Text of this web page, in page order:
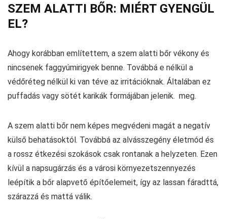
SZEM ALATTI BŐR: MIÉRT GYENGÜL
EL?
Ahogy korábban említettem, a szem alatti bőr vékony és
nincsenek faggyúmirigyek benne. Továbbá e nélkül a
védőréteg nélkül ki van téve az irritációknak. Általában ez
puffadás vagy sötét karikák formájában jelenik. meg.
A szem alatti bőr nem képes megvédeni magát a negatív
külső behatásoktól. Továbbá az alvásszegény életmód és
a rossz étkezési szokások csak rontanak a helyzeten. Ezen
kívül a napsugárzás és a városi környezetszennyezés
leépítik a bőr alapvető építőelemeit, így az lassan fáradttá,
szárazzá és mattá válik.